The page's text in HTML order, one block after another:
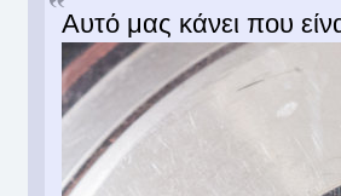
Αυτό μας κάνει που